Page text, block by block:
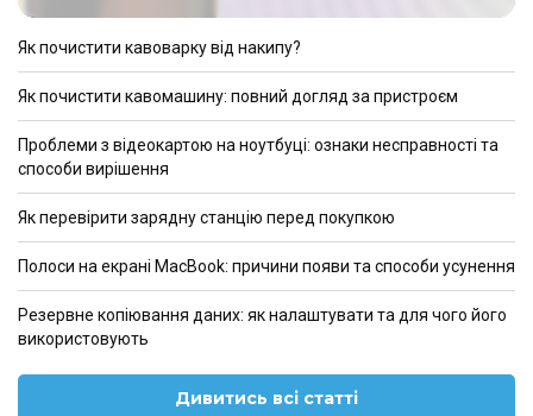
Як почистити кавоварку від накипу?
Як почистити кавомашину: повний догляд за пристроєм
Проблеми з відеокартою на ноутбуці: ознаки несправності та
способи вирішення
Як перевірити зарядну станцію перед покупкою
Полоси на екрані MacBook: причини появи та способи усунення
Резервне копіювання даних: як налаштувати та для чого його
використовують
Дивитись всі статті